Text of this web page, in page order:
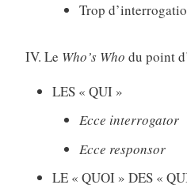
Trop
IV. Le Who’s Who du point
LES « QUI »
Ecce interrogator
Ecce responsor
LE « QUOI » DES «